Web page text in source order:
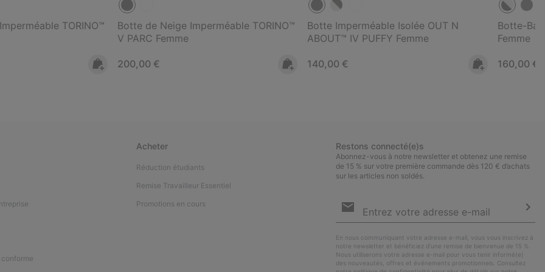
TORINO™
Botte de Neige Imperméable TORINO™
V PARC Femme
Regular price:
200,00 €
Botte Imperméable Isolée OUT N
ABOUT™ IV PUFFY Femme
Regular price:
140,00 €
Botte-
Femme
Regular
160,00 €
Acheter
Réduction étudiants
Remise Travailleur Essentiel
Promotions en cours
Restons connecté(e)s
Abonnez-vous à notre newsletter et obtenez une remise
de 15 % sur votre première commande dès 120 € d’achats
sur les articles non soldés.
par
En nous communiquant votre adresse e-mail, vous vous inscrivez à
notre newsletter et bénéficiez d’une remise de bienvenue de 15 %.
Nous utiliserons votre adresse e-mail pour vous tenir informé(e)
des nouveautés, offres et événements promotionnels. Consultez